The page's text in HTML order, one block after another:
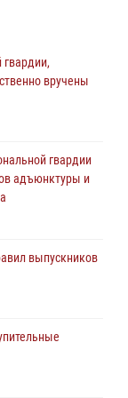
принял
войск
вручены
гвардии
адъюнктуры и
выпускников